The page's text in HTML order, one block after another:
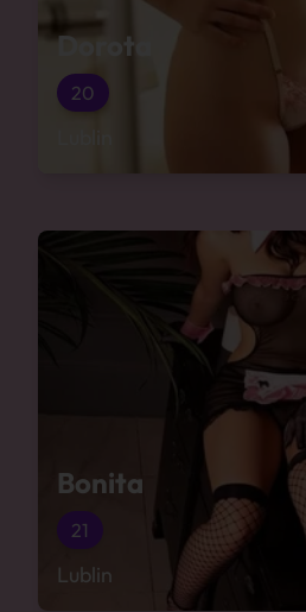
Dorota
20
Bonita
21
Lublin